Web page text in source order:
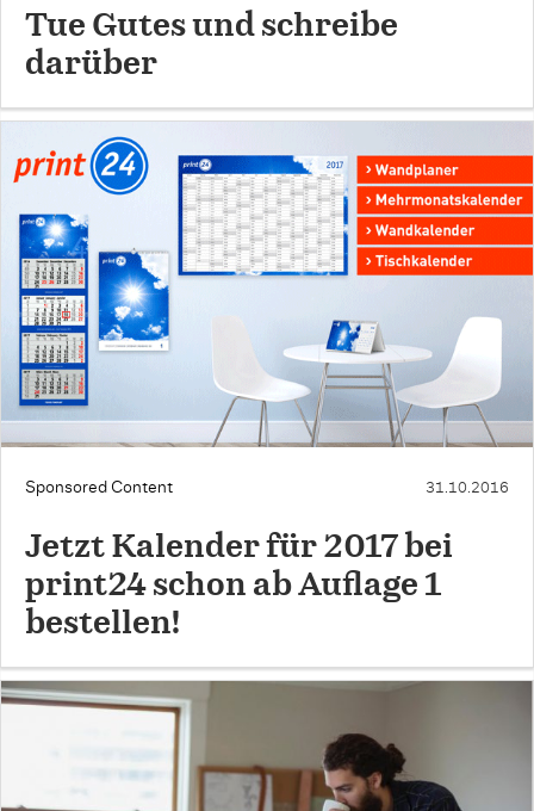
Tue Gutes und schreibe
darüber
Sponsored Content 31.10.2016
Jetzt Kalender für 2017 bei
print24 schon ab Auflage 1
bestellen!